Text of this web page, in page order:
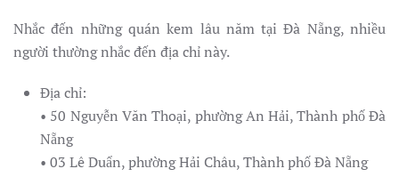
Nhắc đến những quán kem lâu năm tại Đà Nẵng, nhiều
người thường nhắc đến địa chỉ này.
Địa chỉ:
• 50 Nguyễn Văn Thoại, phường An Hải, Thành phố Đà
Nẵng
• 03 Lê Duẩn, phường Hải Châu, Thành phố Đà Nẵng